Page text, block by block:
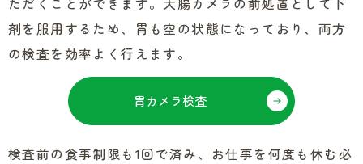
剤を服用するため、胃も空の状態になっており、両方
の検査を効率よく行えます。
胃カメラ検査
検査前の食事制限も1回で済み、お仕事を何度も休む必